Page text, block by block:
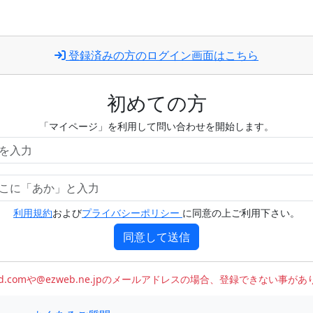
登録済みの方のログイン画面はこちら
初めての方
「マイページ」を利用して問い合わせを開始します。
利用規約およびプライバシーポリシー に同意の上ご利用下さい。
同意して送信
や@ezweb.ne.jpのメールアドレスの場合、登録できない事があ